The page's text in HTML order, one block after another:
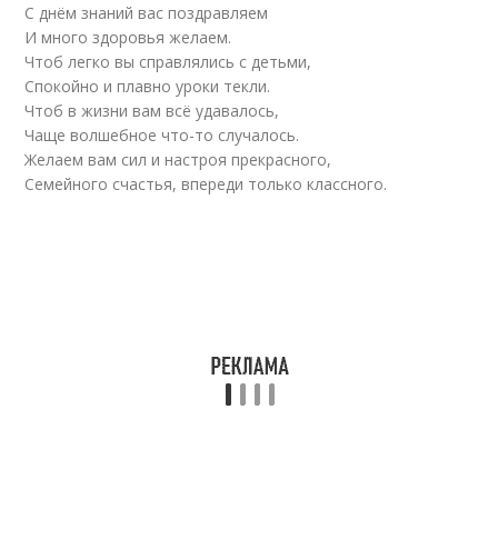
С днём знаний вас поздравляем
И много здоровья желаем.
Чтоб легко вы справлялись с детьми,
Спокойно и плавно уроки текли.
Чтоб в жизни вам всё удавалось,
Чаще волшебное что-то случалось.
Желаем вам сил и настроя прекрасного,
Семейного счастья, впереди только классного.